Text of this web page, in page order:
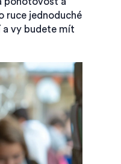
ruce jednoduché
a vy budete mít